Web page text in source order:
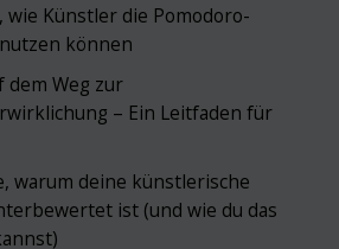
wie Künstler die Pomodoro-
können
dem Weg zur
– Ein Leitfaden für
warum deine künstlerische
ist (und wie du das